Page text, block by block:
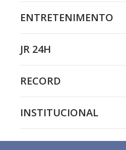
ENTRETENIMENTO
JR 24H
RECORD
INSTITUCIONAL